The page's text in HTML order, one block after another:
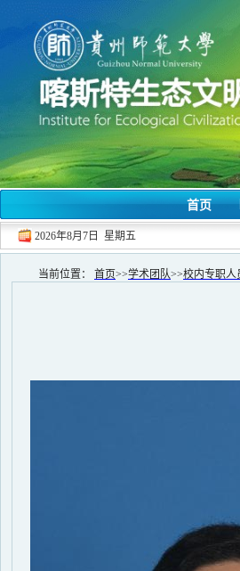
首页 |
2026年8月7日 星期五
当前位置： 首页>>学术团队>>校内专职人